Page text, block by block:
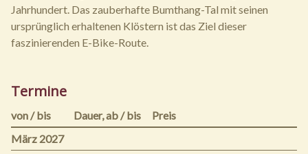
Jahrhundert. Das zauberhafte Bumthang-Tal mit seinen
ursprünglich erhaltenen Klöstern ist das Ziel dieser
faszinierenden E-Bike-Route.
Termine
von / bis Dauer,ab / bis
Preis
März 2027